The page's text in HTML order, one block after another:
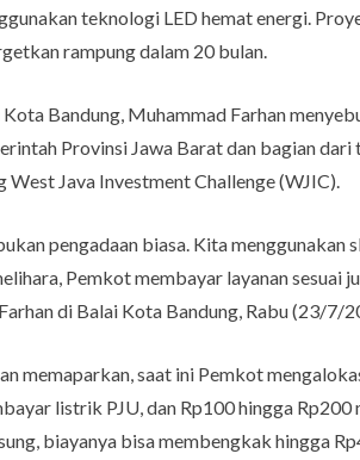
teknologi LED hemat energi.
rampung dalam 20 bulan.
Bandung, Muhammad Farhan
Provinsi Jawa Barat dan bagian
West Java Investment Challenge (WJIC).
pengadaan biasa. Kita
Pemkot membayar layanan sesuai
di Balai Kota Bandung, Rabu (23/7/
memaparkan, saat ini Pemkot
listrik PJU, dan Rp100 hingga
biayanya bisa membengkak hingga